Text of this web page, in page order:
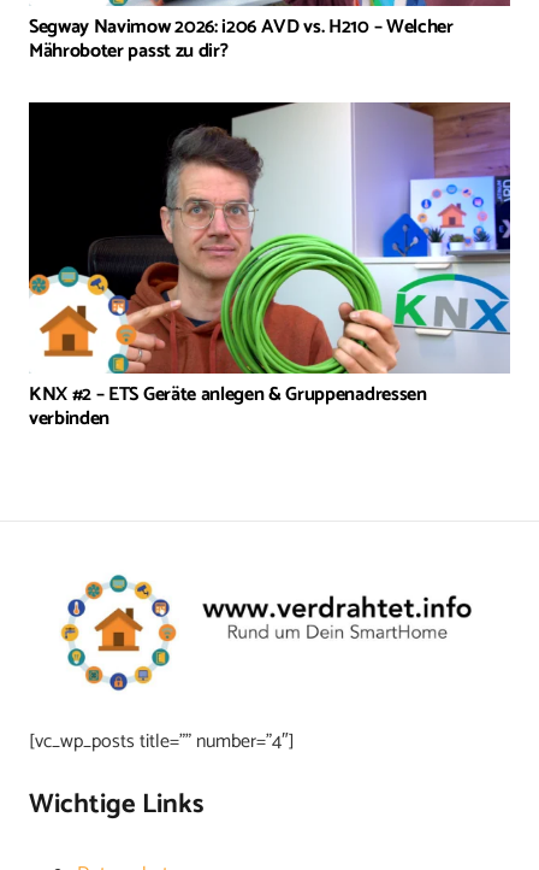
Segway Navimow 2026: i206 AVD vs. H210 – Welcher
Mähroboter passt zu dir?
KNX #2 – ETS Geräte anlegen & Gruppenadressen
verbinden
[vc_wp_posts title=”” number=”4″]
Wichtige Links